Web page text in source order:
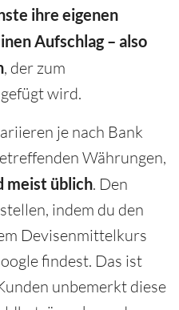
ihre eigenen
Aufschlag – also
, der zum
wird.
je nach Bank
Währungen,
meist üblich. Den
indem du den
Devisenmittelkurs
findest. Das ist
unbemerkt diese